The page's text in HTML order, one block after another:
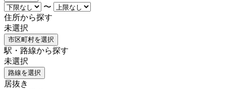
〜
住所から探す
未選択
市区町村を選択
駅・路線から探す
未選択
路線を選択
居抜き